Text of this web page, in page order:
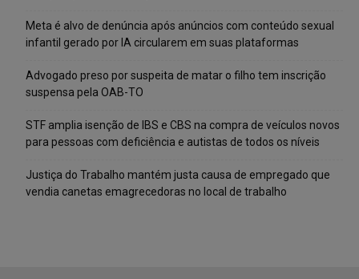
Meta é alvo de denúncia após anúncios com conteúdo sexual
infantil gerado por IA circularem em suas plataformas
Advogado preso por suspeita de matar o filho tem inscrição
suspensa pela OAB-TO
STF amplia isenção de IBS e CBS na compra de veículos novos
para pessoas com deficiência e autistas de todos os níveis
Justiça do Trabalho mantém justa causa de empregado que
vendia canetas emagrecedoras no local de trabalho